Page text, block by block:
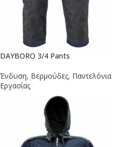
DAYBORO 3/4 Pants
Ένδυση, Βερμούδες, Παντελόνια
Εργασίας